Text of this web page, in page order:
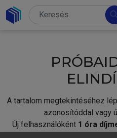
A tartalom megtekintéséhez
azonosítóddal vagy
Új felhasználóként 1 óra